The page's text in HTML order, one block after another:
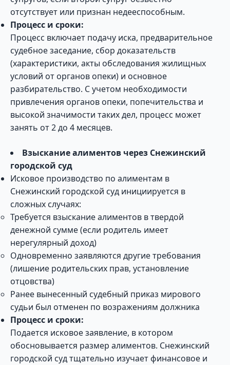
отсутствует или признан недееспособным.
Процесс и сроки:
Процесс включает подачу иска, предварительное
судебное заседание, сбор доказательств
(характеристики, акты обследования жилищных
условий от органов опеки) и основное
разбирательство. С учетом необходимости
привлечения органов опеки, попечительства и
высокой значимости таких дел, процесс может
занять от 2 до 4 месяцев.
Взыскание алиментов через Снежинский
городской суд
Исковое производство по алиментам в
Снежинский городской суд инициируется в
сложных случаях:
Требуется взыскание алиментов в твердой
денежной сумме (если родитель имеет
нерегулярный доход)
Одновременно заявляются другие требования
(лишение родительских прав, установление
отцовства)
Ранее вынесенный судебный приказ мирового
судьи был отменен по возражениям должника
Процесс и сроки:
Подается исковое заявление, в котором
обосновывается размер алиментов. Снежинский
городской суд тщательно изучает финансовое и